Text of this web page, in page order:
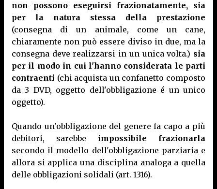
non possono eseguirsi frazionatamente, sia
per la natura stessa della prestazione
(consegna di un animale, come un cane,
chiaramente non può essere diviso in due, ma la
consegna deve realizzarsi in un unica volta.) sia
per il modo in cui l'hanno considerata le parti
contraenti (chi acquista un confanetto composto
da 3 DVD, oggetto dell'obbligazione é un unico
oggetto).
Quando un'obbligazione del genere fa capo a più
debitori, sarebbe impossibile frazionarla
secondo il modello dell'obbligazione parziaria e
allora si applica una disciplina analoga a quella
delle obbligazioni solidali (art. 1316).